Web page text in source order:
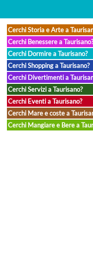
Cerchi Storia e Arte a
Cerchi Benessere a
Cerchi Dormire a Taurisano?
Cerchi Shopping a Taurisano?
Cerchi Divertimenti a
Cerchi Servizi a Taurisano?
Cerchi Eventi a Taurisano?
Cerchi Mare e coste a
Cerchi Mangiare e Bere a